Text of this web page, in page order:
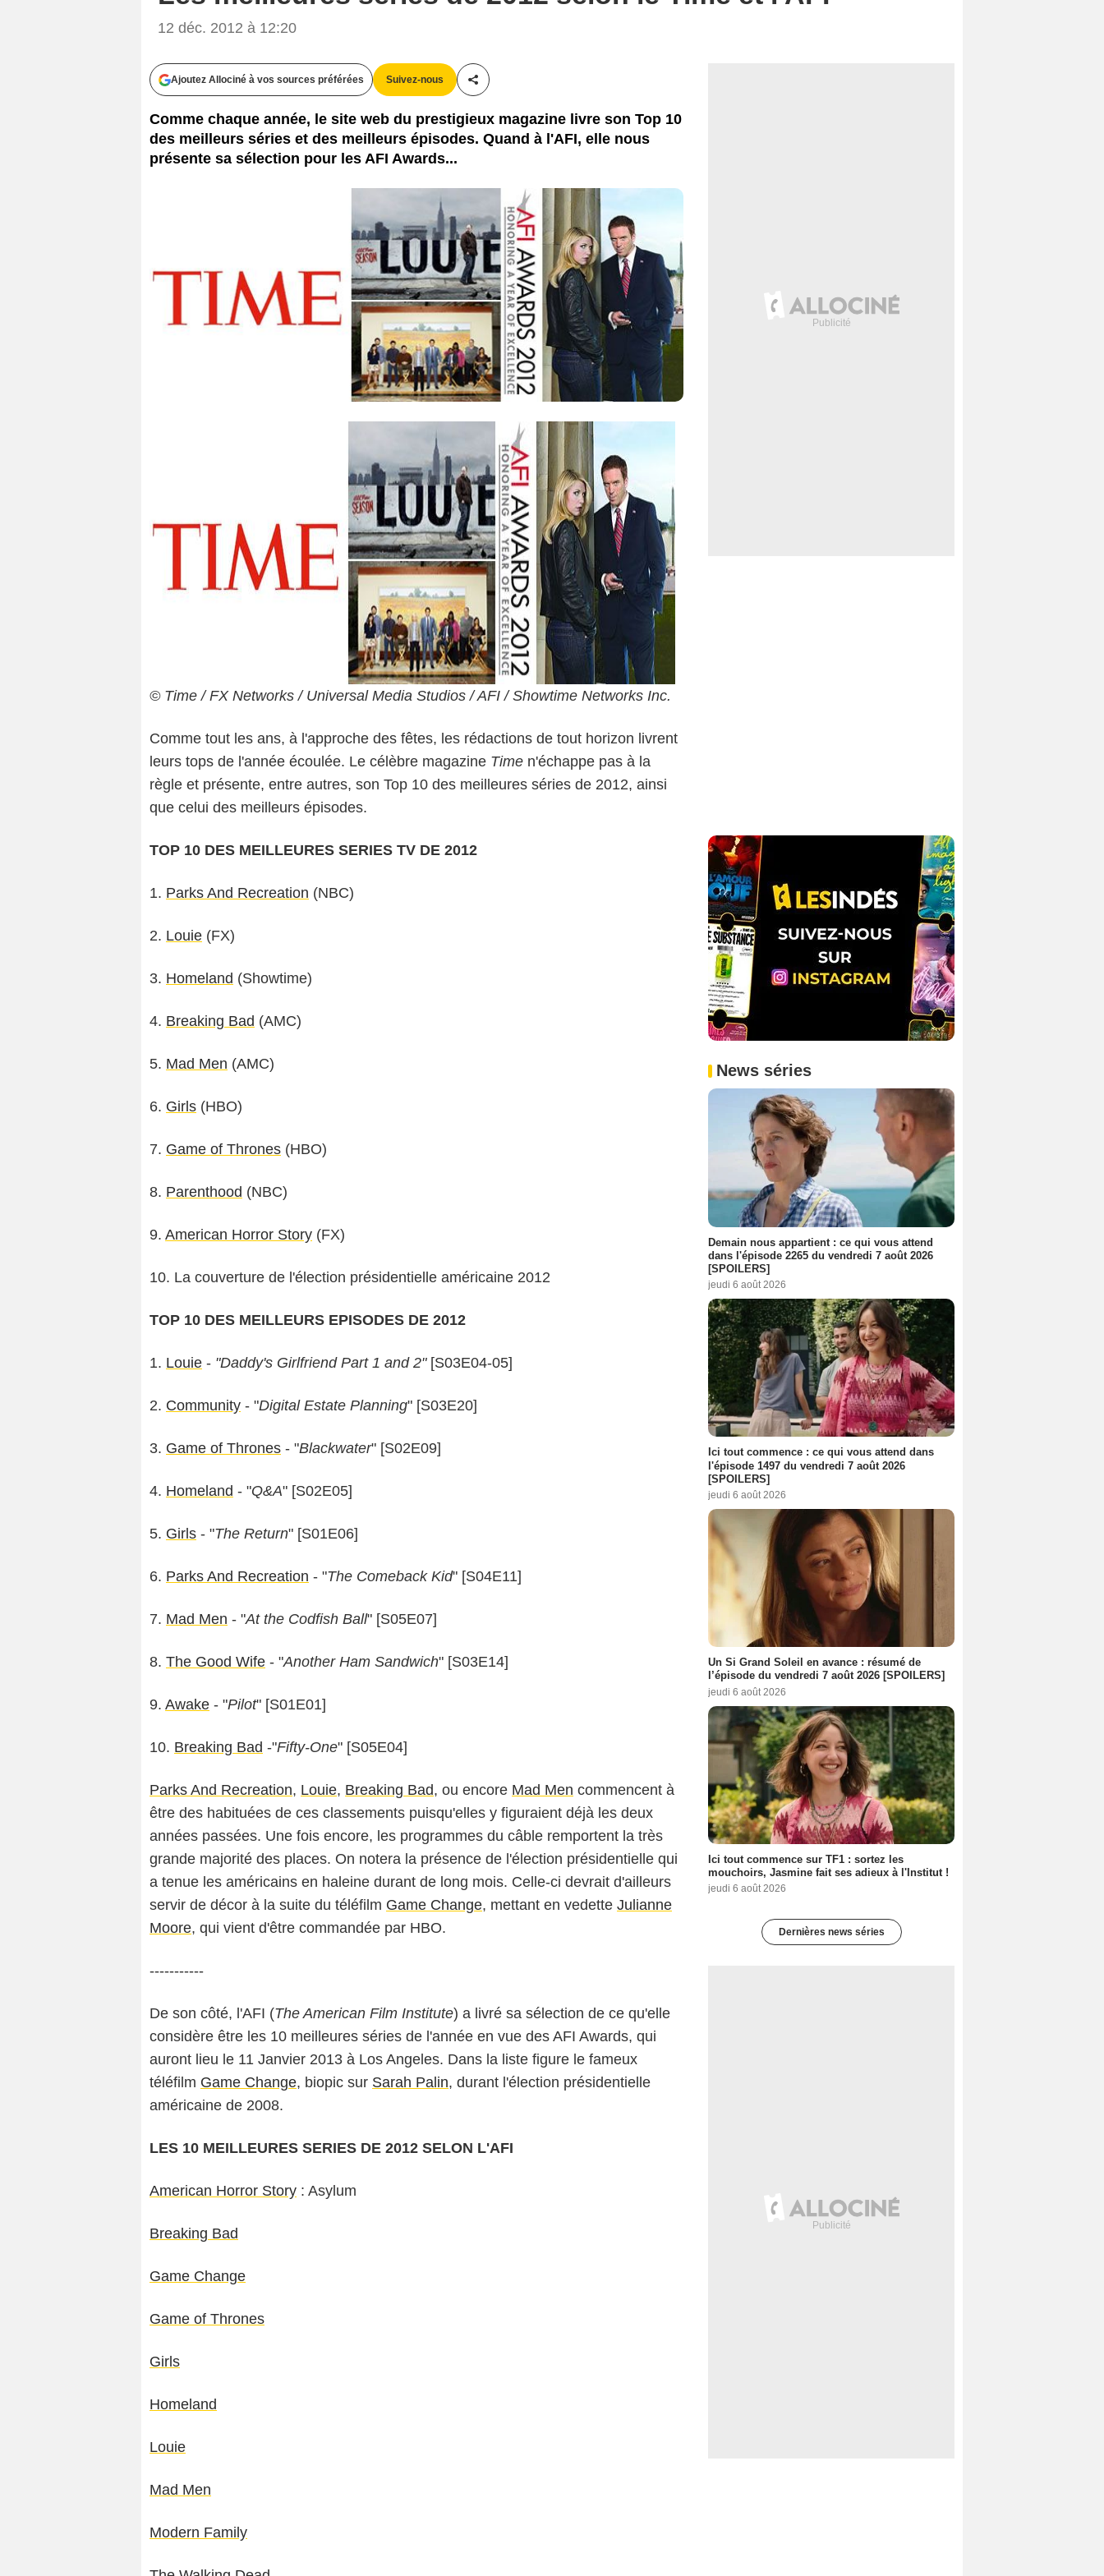
12 déc. 2012 à 12:20
Ajoutez Allociné à vos sources préférées Suivez-nous
Partager cet article
Comme chaque année, le site web du prestigieux magazine livre son Top 10
des meilleurs séries et des meilleurs épisodes. Quand à l'AFI, elle nous
présente sa sélection pour les AFI Awards...
© Time / FX Networks / Universal Media Studios / AFI / Showtime Networks Inc.
Comme tout les ans, à l'approche des fêtes, les rédactions de tout horizon livrent
leurs tops de l'année écoulée. Le célèbre magazine Time n'échappe pas à la
règle et présente, entre autres, son Top 10 des meilleures séries de 2012, ainsi
que celui des meilleurs épisodes.
TOP 10 DES MEILLEURES SERIES TV DE 2012
1. Parks And Recreation (NBC)
2. Louie (FX)
3. Homeland (Showtime)
4. Breaking Bad (AMC)
5. Mad Men (AMC)
6. Girls (HBO)
7. Game of Thrones (HBO)
8. Parenthood (NBC)
9. American Horror Story (FX)
10. La couverture de l'élection présidentielle américaine 2012
TOP 10 DES MEILLEURS EPISODES DE 2012
1. Louie - "Daddy's Girlfriend Part 1 and 2"[S03E04-05]
2. Community - "Digital Estate Planning" [S03E20]
3. Game of Thrones - "Blackwater" [S02E09]
4. Homeland - "Q&A" [S02E05]
5. Girls - "The Return" [S01E06]
6. Parks And Recreation - "The Comeback Kid" [S04E11]
7. Mad Men - "At the Codfish Ball" [S05E07]
8. The Good Wife - "Another Ham Sandwich" [S03E14]
9. Awake - "Pilot" [S01E01]
10. Breaking Bad -"Fifty-One" [S05E04]
Parks And Recreation, Louie, Breaking Bad, ou encore Mad Men commencent à
être des habituées de ces classements puisqu'elles y figuraient déjà les deux
années passées. Une fois encore, les programmes du câble remportent la très
grande majorité des places. On notera la présence de l'élection présidentielle qui
a tenue les américains en haleine durant de long mois. Celle-ci devrait d'ailleurs
servir de décor à la suite du téléfilm Game Change, mettant en vedette Julianne
Moore, qui vient d'être commandée par HBO.
-----------
De son côté, l'AFI (The American Film Institute) a livré sa sélection de ce qu'elle
considère être les 10 meilleures séries de l'année en vue des AFI Awards, qui
auront lieu le 11 Janvier 2013 à Los Angeles. Dans la liste figure le fameux
téléfilm Game Change, biopic sur Sarah Palin, durant l'élection présidentielle
américaine de 2008.
LES 10 MEILLEURES SERIES DE 2012 SELON L'AFI
American Horror Story : Asylum
Breaking Bad
Game Change
Game of Thrones
Girls
Homeland
Louie
Mad Men
Modern Family
News séries
Demain nous appartient : ce qui vous attend
dans l'épisode 2265 du vendredi 7 août 2026
[SPOILERS]
jeudi 6 août 2026
Ici tout commence : ce qui vous attend dans
l'épisode 1497 du vendredi 7 août 2026
[SPOILERS]
jeudi 6 août 2026
Un Si Grand Soleil en avance : résumé de
l’épisode du vendredi 7 août 2026 [SPOILERS]
jeudi 6 août 2026
Ici tout commence sur TF1 : sortez les
mouchoirs, Jasmine fait ses adieux à l'Institut !
jeudi 6 août 2026
Dernières news séries